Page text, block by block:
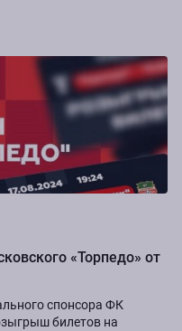
«Торпедо» от
спонсора ФК
билетов на